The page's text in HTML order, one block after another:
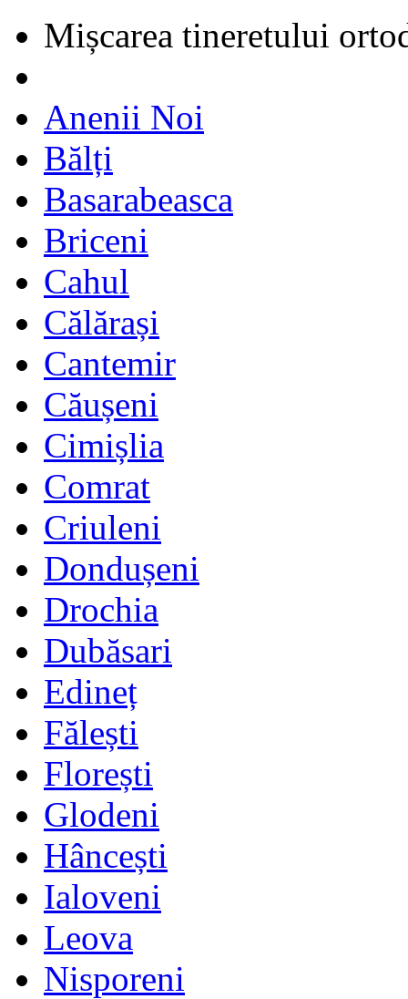
Mișcarea tineretului
Anenii Noi
Bălți
Basarabeasca
Briceni
Cahul
Călărași
Cantemir
Căușeni
Cimișlia
Comrat
Criuleni
Dondușeni
Drochia
Dubăsari
Edineț
Fălești
Florești
Glodeni
Hâncești
Ialoveni
Leova
Nisporeni